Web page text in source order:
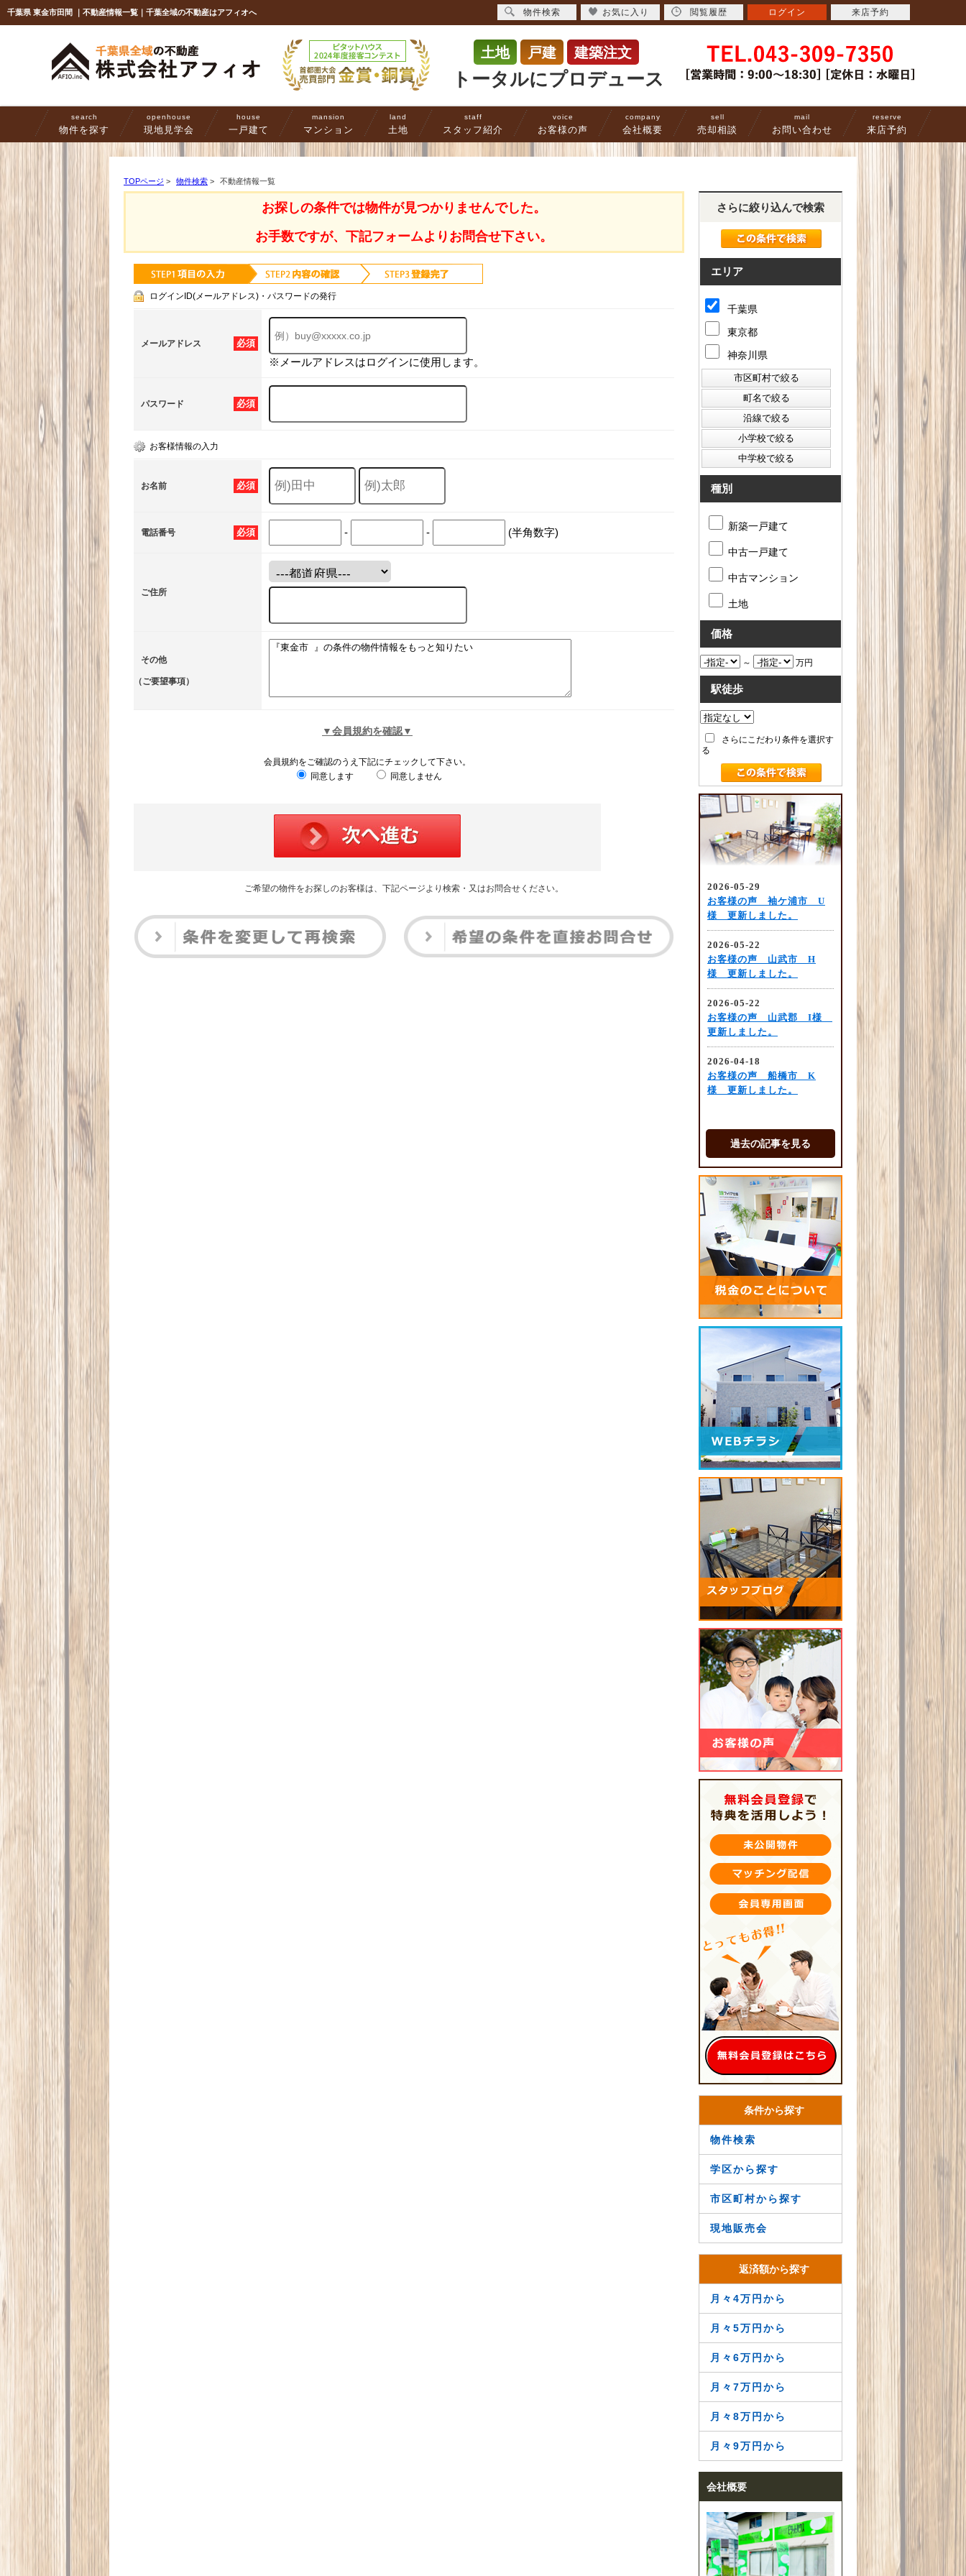
千葉県 東金市田間 ｜不動産情報一覧｜千葉全域の不動産はアフィオへ
土地 戸建 建築注文
トータルにプロデュース
search
物件を探す
openhouse
現地見学会
house
一戸建て
mansion
マンション
land
土地
staff
スタッフ紹介
voice
お客様の声
company
会社概要
sell
売却相談
mail
お問い合わせ
reserve
来店予約
TOPページ > 物件検索 > 不動産情報一覧
お探しの条件では物件が見つかりませんでした。
お手数ですが、下記フォームよりお問合せ下さい。
ログインID(メールアドレス)・パスワードの発行
必須
メールアドレス
※メールアドレスはログインに使用します。
必須
パスワード
お客様情報の入力
必須
お名前
必須
電話番号 - - (半角数字)
ご住所
その他
（ご要望事項）
▼会員規約を確認▼
会員規約をご確認のうえ下記にチェックして下さい。
同意します
同意しません
ご希望の物件をお探しのお客様は、下記ページより検索・又はお問合せください。
さらに絞り込んで検索
エリア
千葉県
東京都
神奈川県
種別
新築一戸建て
中古一戸建て
中古マンション
土地
価格
～ 万円
駅徒歩
さらにこだわり条件を選択す
る
過去の記事を見る
条件から探す
物件検索
学区から探す
市区町村から探す
現地販売会
返済額から探す
月々4万円から
月々5万円から
月々6万円から
月々7万円から
月々8万円から
月々9万円から
会社概要
物件検索 お気に入り 閲覧履歴 ログイン 来店予約